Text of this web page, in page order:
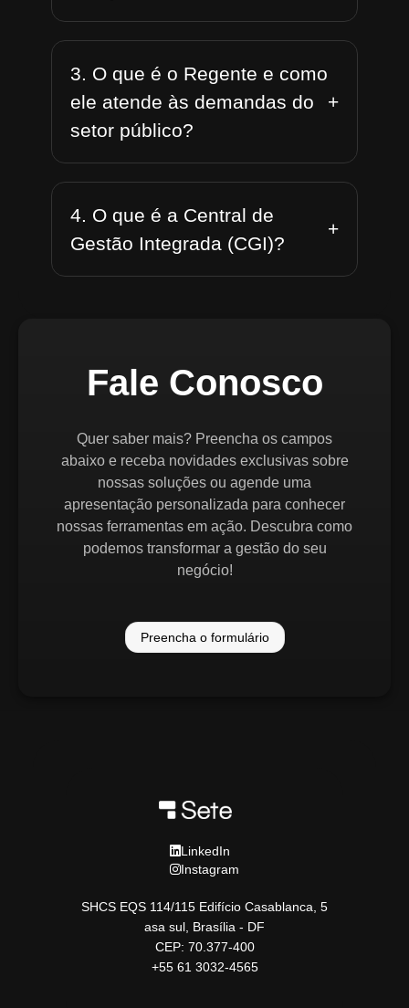
3. O que é o Regente e como
ele atende às demandas do
setor público?
+
4. O que é a Central de
Gestão Integrada (CGI)?
+
Fale Conosco
Quer saber mais? Preencha os campos
abaixo e receba novidades exclusivas sobre
nossas soluções ou agende uma
apresentação personalizada para conhecer
nossas ferramentas em ação. Descubra como
podemos transformar a gestão do seu
negócio!
Preencha o formulário
LinkedIn
Instagram
SHCS EQS 114/115 Edifício Casablanca, 5
asa sul, Brasília - DF
CEP: 70.377-400
+55 61 3032-4565